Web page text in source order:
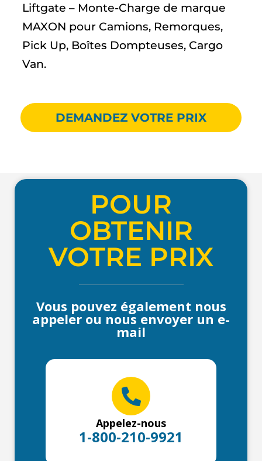
Liftgate – Monte-Charge de marque
MAXON pour Camions, Remorques,
Pick Up, Boîtes Dompteuses, Cargo
Van.
DEMANDEZ VOTRE PRIX
POUR
OBTENIR
VOTRE PRIX
Vous pouvez également nous
appeler ou nous envoyer un e-
mail
Appelez-nous
1-800-210-9921